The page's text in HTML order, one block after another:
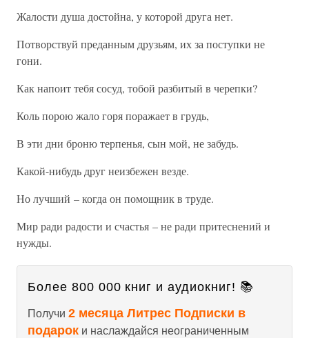
Жалости душа достойна, у которой друга нет.
Потворствуй преданным друзьям, их за поступки не
гони.
Как напоит тебя сосуд, тобой разбитый в черепки?
Коль порою жало горя поражает в грудь,
В эти дни броню терпенья, сын мой, не забудь.
Какой-нибудь друг неизбежен везде.
Но лучший – когда он помощник в труде.
Мир ради радости и счастья – не ради притеснений и
нужды.
Более 800 000 книг и аудиокниг! 📚
Получи 2 месяца Литрес Подписки в
подарок и наслаждайся неограниченным